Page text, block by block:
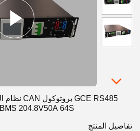
BMS 204.8V50A 64S الجهد العالي 2U BMS
تفاصيل المنتج